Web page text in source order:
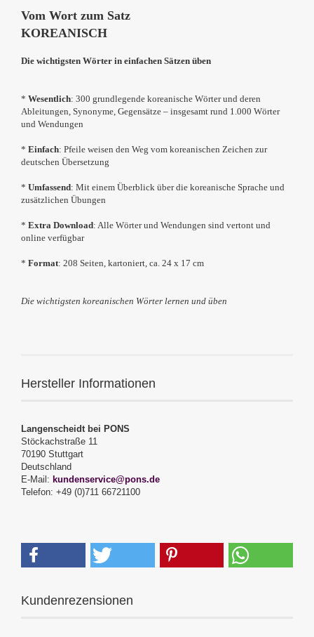
Vom Wort zum Satz
KOREANISCH
Die wichtigsten Wörter in einfachen Sätzen üben
* Wesentlich: 300 grundlegende koreanische Wörter und deren
Ableitungen, Synonyme, Gegensätze – insgesamt rund 1.000 Wörter
und Wendungen
* Einfach: Pfeile weisen den Weg vom koreanischen Zeichen zur
deutschen Übersetzung
* Umfassend: Mit einem Überblick über die koreanische Sprache und
zusätzlichen Übungen
* Extra Download: Alle Wörter und Wendungen sind vertont und
online verfügbar
* Format: 208 Seiten, kartoniert, ca. 24 x 17 cm
Die wichtigsten koreanischen Wörter lernen und üben
Hersteller Informationen
Langenscheidt bei PONS
Stöckachstraße 11
70190 Stuttgart
Deutschland
E-Mail: kundenservice@pons.de
Telefon: +49 (0)711 66721100
Kundenrezensionen